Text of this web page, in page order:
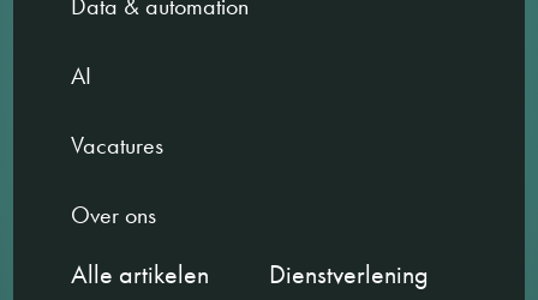
Data & automation
AI
Vacatures
Over ons
Alle artikelen
Dienstverlening